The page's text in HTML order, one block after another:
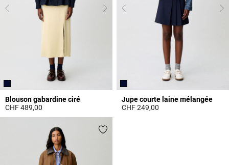
Blouson gabardine ciré
CHF 489,00
Jupe courte laine mélangée
CHF 249,00